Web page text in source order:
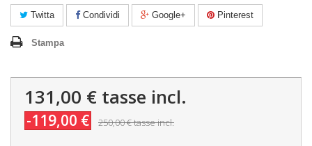
Twitta Condividi Google+ Pinterest
Stampa
131,00 € tasse incl.
-119,00 € 250,00 €tasse incl.